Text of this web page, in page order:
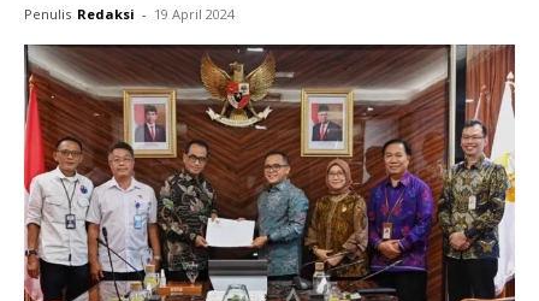
Penulis Redaksi - 19 April 2024